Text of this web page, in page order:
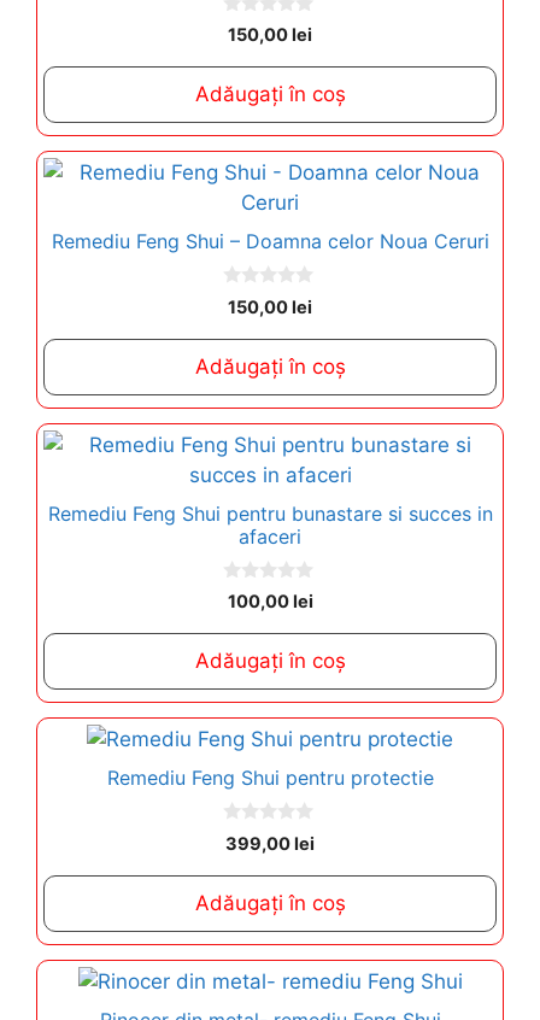
0
o
o
5
150,00lei
Adăugați în coș
Remediu Feng Shui – Doamna celor Noua Ceruri
0
o
o
5
150,00lei
Adăugați în coș
Remediu Feng Shui pentru bunastare si succes in
afaceri
0
o
o
5
100,00 lei
Adăugați în coș
Remediu Feng Shui pentru protectie
0
o
o
5
399,00lei
Adăugați în coș